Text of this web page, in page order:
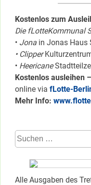
Kostenlos zum
Die fLotteKommunal
• Jona in Jonas Haus
• Clipper
• Heericane
Kostenlos ausleihen
online via fLotte-
Mehr Info:
Suchen
nach:
Alle Ausgaben des